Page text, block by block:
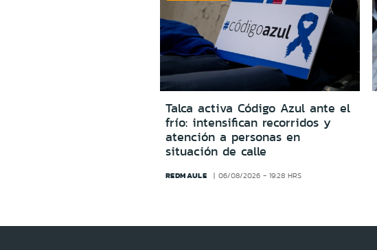
Talca activa Código Azul ante el
frío: intensifican recorridos y
atención a personas en
situación de calle
REDMAULE 06/08/2026 - 19:28 HRS